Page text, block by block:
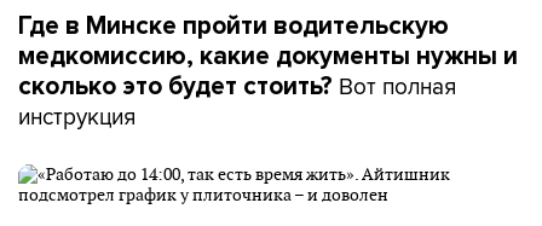
Где в Минске пройти водительскую
медкомиссию, какие документы нужны и
сколько это будет стоить? Вот полная
инструкция